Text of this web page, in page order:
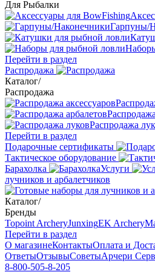
Для Рыбалки
Гарпуны/
Перейти в раздел
Распродажа
Каталог/
Распродажа
Распродажа
Перейти в раздел
Подарочные сертификаты
Тактическое оборудование
Барахолка
Услуги
лучников и арбалетчиков
Каталог/
Бренды
Topoint ArcheryJunxingEK Archery
Перейти в раздел
О магазинеКонтактыОплата и
ОтветыОтзывыСоветыАрчери
8-800-505-8-205